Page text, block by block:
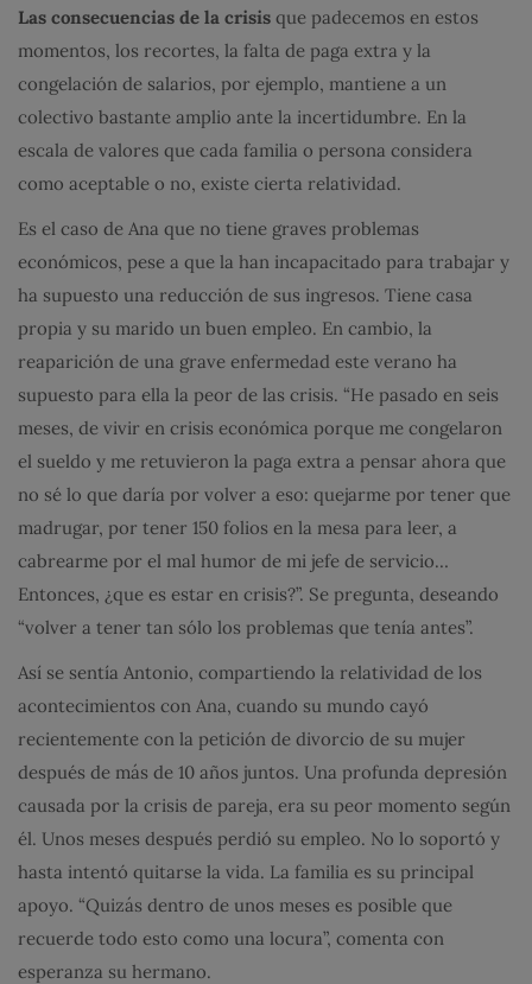
Las consecuencias de la crisis que padecemos en estos
momentos, los recortes, la falta de paga extra y la
congelación de salarios, por ejemplo, mantiene a un
colectivo bastante amplio ante la incertidumbre. En la
escala de valores que cada familia o persona considera
como aceptable o no, existe cierta relatividad.
Es el caso de Ana que no tiene graves problemas
económicos, pese a que la han incapacitado para trabajar y
ha supuesto una reducción de sus ingresos. Tiene casa
propia y su marido un buen empleo. En cambio, la
reaparición de una grave enfermedad este verano ha
supuesto para ella la peor de las crisis. “He pasado en seis
meses, de vivir en crisis económica porque me congelaron
el sueldo y me retuvieron la paga extra a pensar ahora que
no sé lo que daría por volver a eso: quejarme por tener que
madrugar, por tener 150 folios en la mesa para leer, a
cabrearme por el mal humor de mi jefe de servicio…
Entonces, ¿que es estar en crisis?”. Se pregunta, deseando
“volver a tener tan sólo los problemas que tenía antes”.
Así se sentía Antonio, compartiendo la relatividad de los
acontecimientos con Ana, cuando su mundo cayó
recientemente con la petición de divorcio de su mujer
después de más de 10 años juntos. Una profunda depresión
causada por la crisis de pareja, era su peor momento según
él. Unos meses después perdió su empleo. No lo soportó y
hasta intentó quitarse la vida. La familia es su principal
apoyo. “Quizás dentro de unos meses es posible que
recuerde todo esto como una locura”, comenta con
esperanza su hermano.